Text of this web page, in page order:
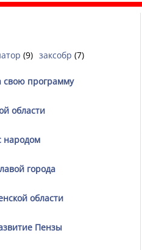
(9) заксобр (7)
свою программу
области
народом
города
области
Пензы